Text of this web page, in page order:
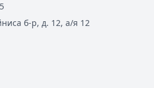
б-р, д. 12, а/я 12